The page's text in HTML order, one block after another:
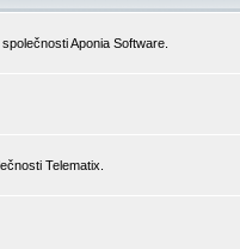
Aponia Software.
Telematix.